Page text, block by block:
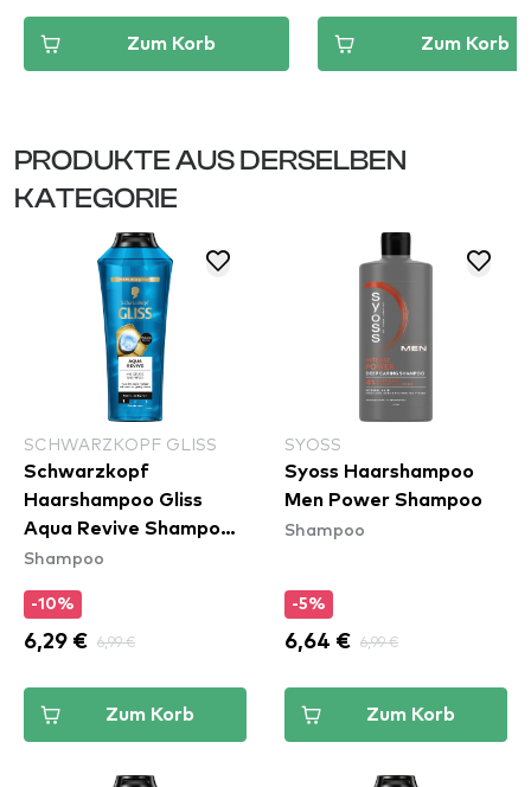
Zum Korb Zum Korb
PRODUKTE AUS DERSELBEN
KATEGORIE
SCHWARZKOPF GLISS
Schwarzkopf
Haarshampoo Gliss
Aqua Revive Shampoo
(400ml)
Shampoo
-10%
6,29 € 6,99 €
Zum Korb
SYOSS
Syoss Haarshampoo
Men Power Shampoo
Shampoo
-5%
6,64 € 6,99 €
Zum Korb